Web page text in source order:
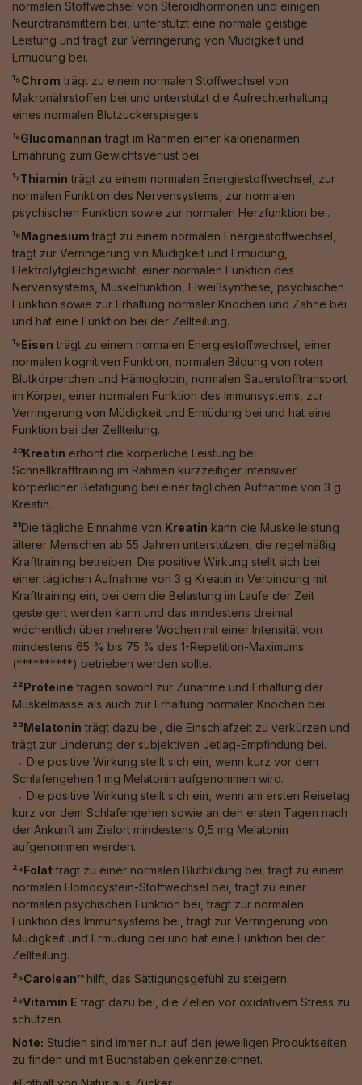
normalen Stoffwechsel von Steroidhormonen und einigen
Neurotransmittern bei, unterstützt eine normale geistige
Leistung und trägt zur Verringerung von Müdigkeit und
Ermüdung bei.
¹⁵Chrom trägt zu einem normalen Stoffwechsel von
Makronährstoffen bei und unterstützt die Aufrechterhaltung
eines normalen Blutzuckerspiegels.
¹⁶Glucomannan trägt im Rahmen einer kalorienarmen
Ernährung zum Gewichtsverlust bei.
¹⁷Thiamin trägt zu einem normalen Energiestoffwechsel, zur
normalen Funktion des Nervensystems, zur normalen
psychischen Funktion sowie zur normalen Herzfunktion bei.
¹⁸Magnesiumträgt zu einem normalen Energiestoffwechsel,
trägt zur Verringerung vin Müdigkeit und Ermüdung,
Elektrolytgleichgewicht, einer normalen Funktion des
Nervensystems, Muskelfunktion, Eiweißsynthese, psychischen
Funktion sowie zur Erhaltung normaler Knochen und Zähne bei
und hat eine Funktion bei der Zellteilung.
¹⁹Eisen trägt zu einem normalen Energiestoffwechsel, einer
normalen kognitiven Funktion, normalen Bildung von roten
Blutkörperchen und Hämoglobin, normalen Sauerstofftransport
im Körper, einer normalen Funktion des Immunsystems, zur
Verringerung von Müdigkeit und Ermüdung bei und hat eine
Funktion bei der Zellteilung.
²⁰Kreatin erhöht die körperliche Leistung bei
Schnellkrafttraining im Rahmen kurzzeitiger intensiver
körperlicher Betätigung bei einer täglichen Aufnahme von 3 g
Kreatin.
²¹Die tägliche Einnahme von Kreatin kann die Muskelleistung
älterer Menschen ab 55 Jahren unterstützen, die regelmäßig
Krafttraining betreiben. Die positive Wirkung stellt sich bei
einer täglichen Aufnahme von 3 g Kreatin in Verbindung mit
Krafttraining ein, bei dem die Belastung im Laufe der Zeit
gesteigert werden kann und das mindestens dreimal
wöchentlich über mehrere Wochen mit einer Intensität von
mindestens 65 % bis 75 % des 1-Repetition-Maximums
(**********) betrieben werden sollte.
²²Proteine tragen sowohl zur Zunahme und Erhaltung der
Muskelmasse als auch zur Erhaltung normaler Knochen bei.
²³Melatonin trägt dazu bei, die Einschlafzeit zu verkürzen und
trägt zur Linderung der subjektiven Jetlag-Empfindung bei.
→ Die positive Wirkung stellt sich ein, wenn kurz vor dem
Schlafengehen 1 mg Melatonin aufgenommen wird.
→ Die positive Wirkung stellt sich ein, wenn am ersten Reisetag
kurz vor dem Schlafengehen sowie an den ersten Tagen nach
der Ankunft am Zielort mindestens 0,5 mg Melatonin
aufgenommen werden.
²⁴Folatträgt zu einer normalen Blutbildung bei, trägt zu einem
normalen Homocystein-Stoffwechsel bei, trägt zu einer
normalen psychischen Funktion bei, trägt zur normalen
Funktion des Immunsystems bei, trägt zur Verringerung von
Müdigkeit und Ermüdung bei und hat eine Funktion bei der
Zellteilung.
²⁵Carolean™️ hilft, das Sättigungsgefühl zu steigern.
²⁶Vitamin E trägt dazu bei, die Zellen vor oxidativem Stress zu
schützen.
Note: Studien sind immer nur auf den jeweiligen Produktseiten
zu finden und mit Buchstaben gekennzeichnet.